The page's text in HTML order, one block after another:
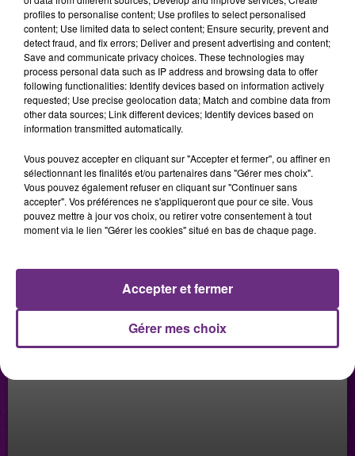
29 juillet 2026
GAGNEZ VOTRE SÉJOUR AU CENTER
PARCS DU LAC D’AILETTE AVEC
CHAMPAGNE FM
profiles to personalise content; Use profiles to select personalised
content; Use limited data to select content; Ensure security, prevent and
detect fraud, and fix errors; Deliver and present advertising and content;
Save and communicate privacy choices. These technologies may
process personal data such as IP address and browsing data to offer
following functionalities: Identify devices based on information actively
requested; Use precise geolocation data; Match and combine data from
other data sources; Link different devices; Identify devices based on
information transmitted automatically.
Vous pouvez accepter en cliquant sur "Accepter et fermer", ou affiner en
sélectionnant les finalités et/ou partenaires dans "Gérer mes choix".
Vous pouvez également refuser en cliquant sur "Continuer sans
accepter". Vos préférences ne s'appliqueront que pour ce site. Vous
pouvez mettre à jour vos choix, ou retirer votre consentement à tout
moment via le lien "Gérer les cookies" situé en bas de chaque page.
Gérer mes choix
Accepter et fermer